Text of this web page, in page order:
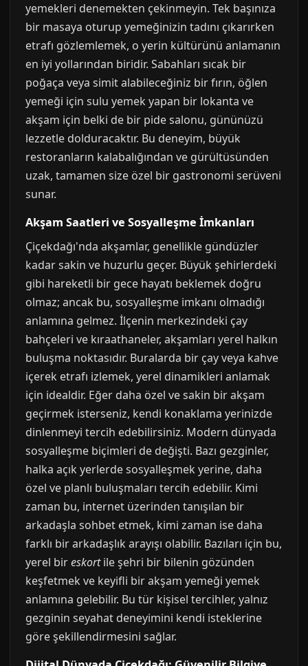
yemekleri denemekten çekinmeyin. Tek başınıza
bir masaya oturup yemeğinizin tadını çıkarırken
etrafı gözlemlemek, o yerin kültürünü anlamanın
en iyi yollarından biridir. Sabahları sıcak bir
poğaça veya simit alabileceğiniz bir fırın, öğlen
yemeği için sulu yemek yapan bir lokanta ve
akşam için belki de bir pide salonu, gününüzü
lezzetle dolduracaktır. Bu deneyim, büyük
restoranların kalabalığından ve gürültüsünden
uzak, tamamen size özel bir gastronomi serüveni
sunar.
Akşam Saatleri ve Sosyalleşme İmkanları
Çiçekdağı'nda akşamlar, genellikle gündüzler
kadar sakin ve huzurlu geçer. Büyük şehirlerdeki
gibi hareketli bir gece hayatı beklemek doğru
olmaz; ancak bu, sosyalleşme imkanı olmadığı
anlamına gelmez. İlçenin merkezindeki çay
bahçeleri ve kıraathaneler, akşamları yerel halkın
buluşma noktasıdır. Buralarda bir çay veya kahve
içerek etrafı izlemek, yerel dinamikleri anlamak
için idealdir. Eğer daha özel ve sakin bir akşam
geçirmek isterseniz, kendi konaklama yerinizde
dinlenmeyi tercih edebilirsiniz. Modern dünyada
sosyalleşme biçimleri de değişti. Bazı gezginler,
halka açık yerlerde sosyalleşmek yerine, daha
özel ve planlı buluşmaları tercih edebilir. Kimi
zaman bu, internet üzerinden tanışılan bir
arkadaşla sohbet etmek, kimi zaman ise daha
farklı bir arkadaşlık arayışı olabilir. Bazıları için bu,
yerel bireskortile şehri bir bilenin gözünden
keşfetmek ve keyifli bir akşam yemeği yemek
anlamına gelebilir. Bu tür kişisel tercihler, yalnız
gezginin seyahat deneyimini kendi isteklerine
göre şekillendirmesini sağlar.